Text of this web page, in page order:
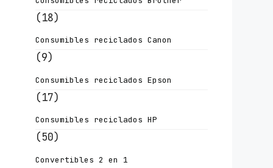
(18)
Consumibles reciclados Canon
(9)
Consumibles reciclados Epson
(17)
Consumibles reciclados HP
(50)
Convertibles 2 en 1